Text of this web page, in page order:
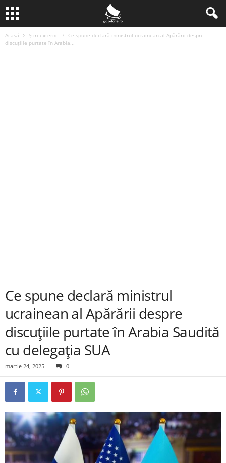
Acasă Știri externe
Ce spune declară ministrul ucrainean al Apărării despre
discuțiile purtate în Arabia...
Ce spune declară ministrul
ucrainean al Apărării despre
discuțiile purtate în Arabia Saudită
cu delegația SUA
martie 24, 2025 0